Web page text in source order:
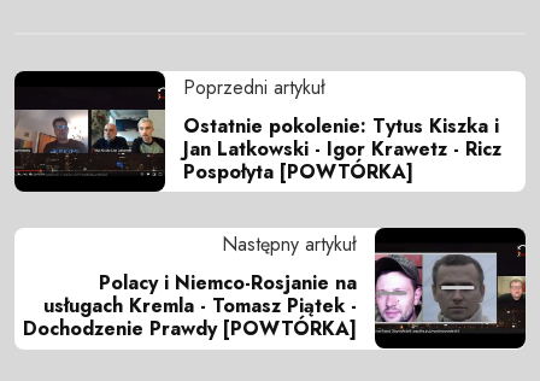
Poprzedni artykuł
Ostatnie pokolenie: Tytus Kiszka i
Jan Latkowski - Igor Krawetz - Ricz
Pospołyta [POWTÓRKA]
Następny artykuł
Polacy i Niemco-Rosjanie na
usługach Kremla - Tomasz Piątek -
Dochodzenie Prawdy [POWTÓRKA]